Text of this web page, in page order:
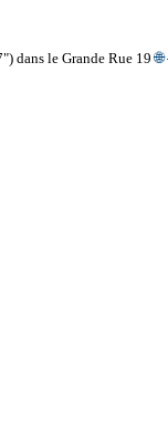
dans le Grande Rue 19🌐